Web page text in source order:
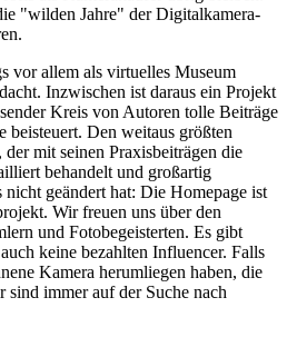
"wilden Jahre" der Digitalkamera-
vor allem als virtuelles Museum
Inzwischen ist daraus ein Projekt
Kreis von Autoren tolle Beiträge
beisteuert. Den weitaus größten
mit seinen Praxisbeiträgen die
behandelt und großartig
geändert hat: Die Homepage ist
Wir freuen uns über den
und Fotobegeisterten. Es gibt
keine bezahlten Influencer. Falls
Kamera herumliegen haben, die
immer auf der Suche nach